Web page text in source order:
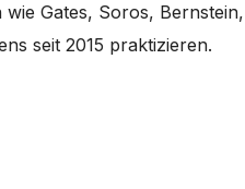
Gates, Soros,
seit 2015 praktizieren.